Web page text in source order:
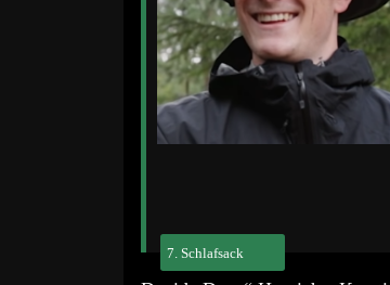
7. Schlafsack